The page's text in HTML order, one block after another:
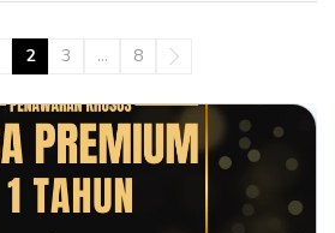
2 3 … 8